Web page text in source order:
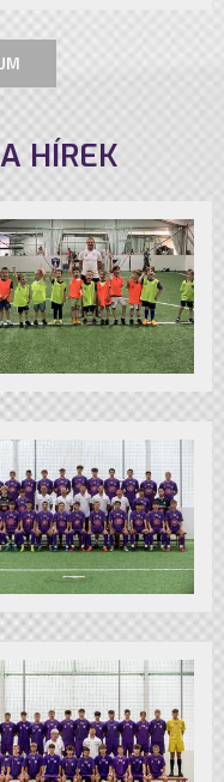
HÍREK